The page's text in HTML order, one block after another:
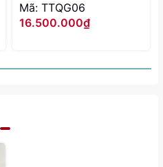
Mã: TTQG06
16.500.000₫